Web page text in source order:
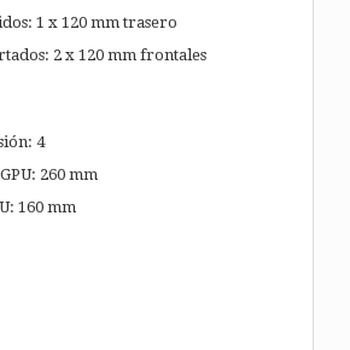
1 x 120 mm trasero
2 x 120 mm frontales
4
260 mm
160 mm